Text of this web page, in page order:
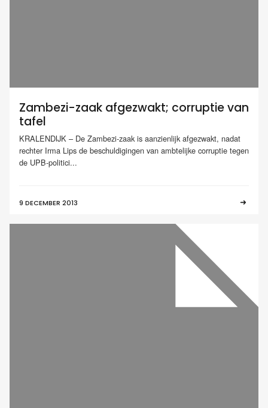
Zambezi-zaak afgezwakt; corruptie van
tafel
KRALENDIJK – De Zambezi-zaak is aanzienlijk afgezwakt, nadat
rechter Irma Lips de beschuldigingen van ambtelijke corruptie tegen
de UPB-politici...
9 DECEMBER 2013